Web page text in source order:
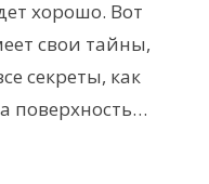
хорошо. Вот
свои тайны,
секреты, как
поверхность…